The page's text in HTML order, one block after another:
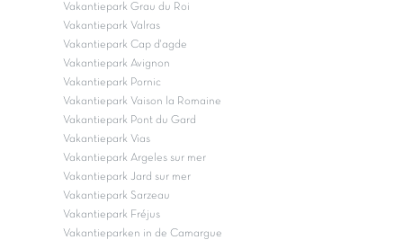
Vakantiepark Grau du Roi
Vakantiepark Valras
Vakantiepark Cap d'agde
Vakantiepark Avignon
Vakantiepark Pornic
Vakantiepark Vaison la Romaine
Vakantiepark Pont du Gard
Vakantiepark Vias
Vakantiepark Argeles sur mer
Vakantiepark Jard sur mer
Vakantiepark Sarzeau
Vakantiepark Fréjus
Vakantieparken in de Camargue